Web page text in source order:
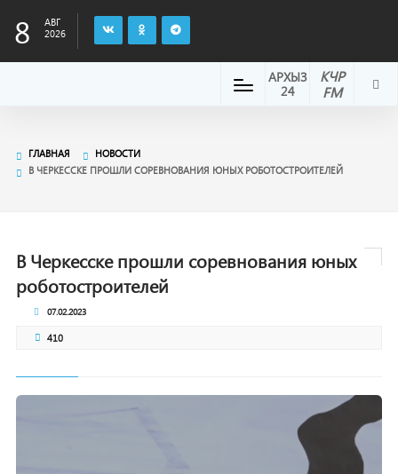
8
АВГ
2026
КЧР
FM
АРХЫЗ
24
ГЛАВНАЯ
НОВОСТИ
В ЧЕРКЕССКЕ ПРОШЛИ СОРЕВНОВАНИЯ ЮНЫХ РОБОТОСТРОИТЕЛЕЙ
В Черкесске прошли соревнования юных
роботостроителей
07.02.2023
410